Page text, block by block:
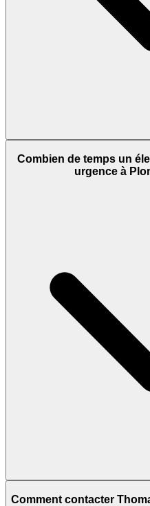
Combien de temps un
urgence à
Comment contacter